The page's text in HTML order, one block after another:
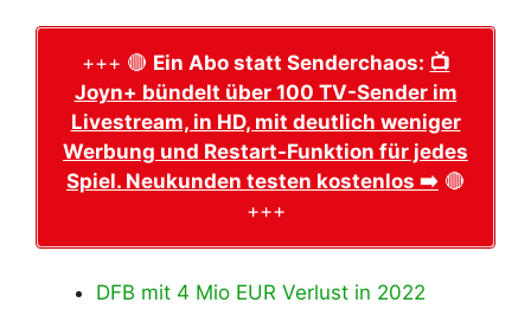
+++ 🔴 Ein Abo statt Senderchaos: 📺
Joyn+ bündelt über 100 TV-Sender im
Livestream, in HD, mit deutlich weniger
Werbung und Restart-Funktion für jedes
Spiel. Neukunden testen kostenlos ➡️ 🔴
+++
DFB mit 4 Mio EUR Verlust in 2022